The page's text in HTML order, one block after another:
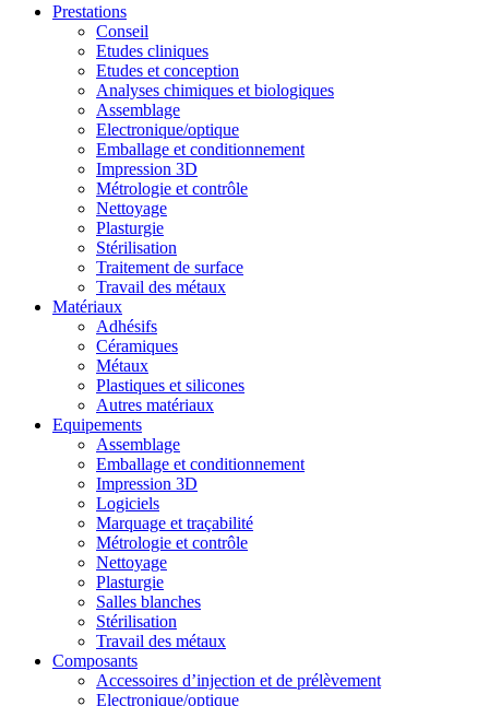
Prestations
Conseil
Etudes cliniques
Etudes et conception
Analyses chimiques et biologiques
Assemblage
Electronique/optique
Emballage et conditionnement
Impression 3D
Métrologie et contrôle
Nettoyage
Plasturgie
Stérilisation
Traitement de surface
Travail des métaux
Matériaux
Adhésifs
Céramiques
Métaux
Plastiques et silicones
Autres matériaux
Equipements
Assemblage
Emballage et conditionnement
Impression 3D
Logiciels
Marquage et traçabilité
Métrologie et contrôle
Nettoyage
Plasturgie
Salles blanches
Stérilisation
Travail des métaux
Composants
Accessoires d’injection et de prélèvement
Electronique/optique